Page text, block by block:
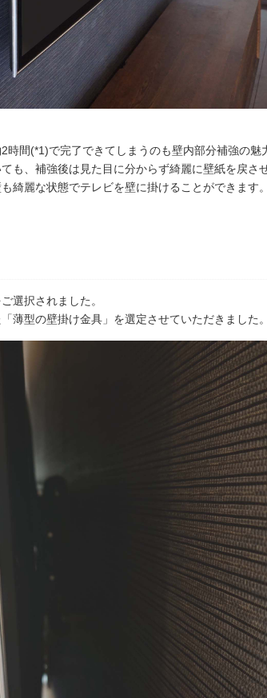
間(*1)で完了できてしまうのも壁内部分補強の魅
も、補強後は見た目に分からず綺麗に壁紙を戻さ
綺麗な状態でテレビを壁に掛けることができます。
選択されました。
薄型の壁掛け金具」を選定させていただきました。